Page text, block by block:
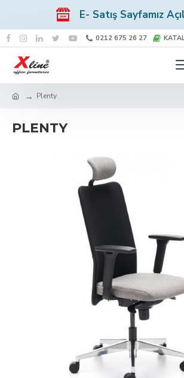
E- Satış Sayfamız
0212 675 26 27
Plenty
PLENTY